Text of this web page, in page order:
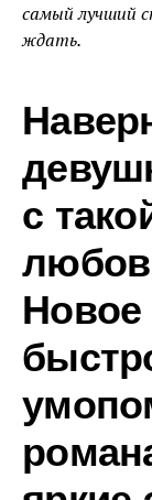
самый лучший
ждать.
с
Новое